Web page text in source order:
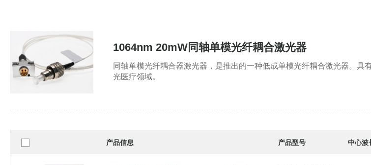
1064nm 20mW同轴单模光纤耦合激光器
同轴单模光纤耦合器激光器，是推出的一种低成单模光纤耦合激光器。
光医疗领域。
产品信息 产品型号 中心波